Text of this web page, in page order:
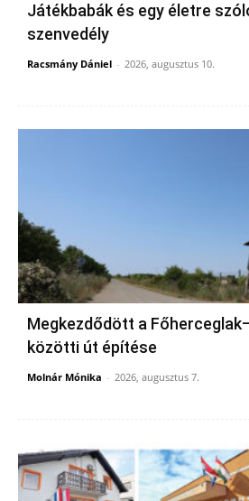
Játékbabák és egy életre
szenvedély
Racsmány Dániel - 2026, augusztus 10.
Megkezdődött a
közötti út építése
Molnár Mónika - 2026, augusztus 7.